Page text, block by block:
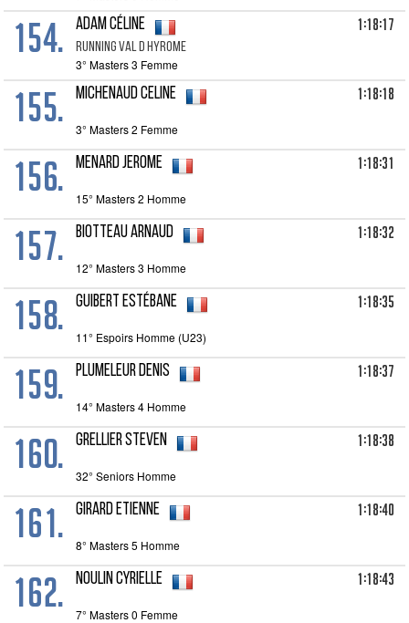
154. ADAM Céline
RUNNING VAL D HYROME
1:18:17
3° Masters 3 Femme
155. MICHENAUD Celine 1:18:18
3° Masters 2 Femme
156. MENARD Jerome 1:18:31
15° Masters 2 Homme
157. BIOTTEAU Arnaud 1:18:32
12° Masters 3 Homme
158. GUIBERT Estébane 1:18:35
11° Espoirs Homme (U23)
159. PLUMELEUR Denis 1:18:37
14° Masters 4 Homme
160. GRELLIER Steven 1:18:38
32° Seniors Homme
161. GIRARD Etienne 1:18:40
8° Masters 5 Homme
162. NOULIN Cyrielle 1:18:43
7° Masters 0 Femme